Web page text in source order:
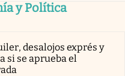
y Política
desalojos exprés y
si se aprueba el